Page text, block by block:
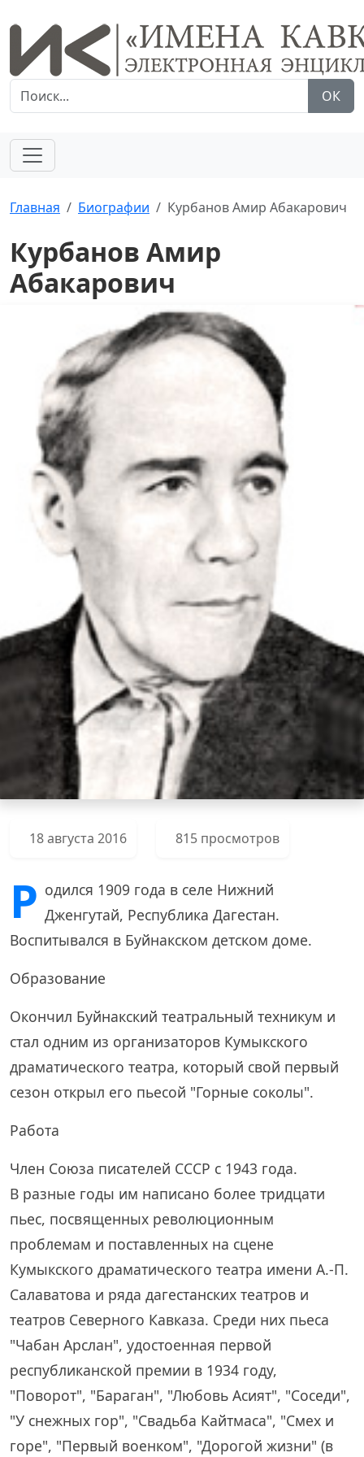
ОК
Главная Биографии Курбанов Амир Абакарович
Курбанов Амир
Абакарович
18 августа 2016 815 просмотров
Р одился 1909 года в селе Нижний
Дженгутай, Республика Дагестан.
Воспитывался в Буйнакском детском доме.
Образование
Окончил Буйнакский театральный техникум и
стал одним из организаторов Кумыкского
драматического театра, который свой первый
сезон открыл его пьесой "Горные соколы".
Работа
Член Союза писателей СССР с 1943 года.
В разные годы им написано более тридцати
пьес, посвященных революционным
проблемам и поставленных на сцене
Кумыкского драматического театра имени А.-П.
Салаватова и ряда дагестанских театров и
театров Северного Кавказа. Среди них пьеса
"Чабан Арслан", удостоенная первой
республиканской премии в 1934 году,
"Поворот", "Бараган", "Любовь Асият", "Соседи",
"У снежных гор", "Свадьба Кайтмаса", "Смех и
горе", "Первый военком", "Дорогой жизни" (в